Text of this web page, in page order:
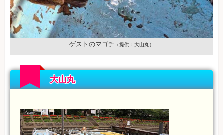
ゲストのマゴチ （提供：大山丸）
大山丸